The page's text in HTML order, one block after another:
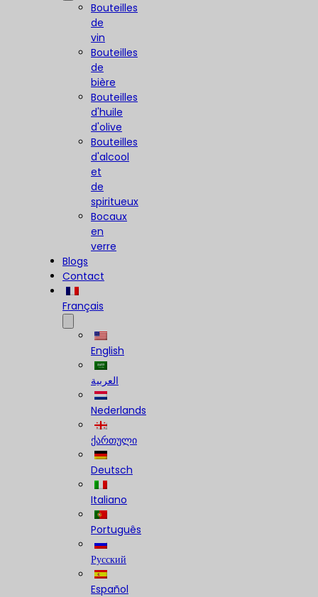
Bouteilles
de
vin
Bouteilles
de
bière
Bouteilles
d'huile
d'olive
Bouteilles
d'alcool
et
de
spiritueux
Bocaux
en
verre
Blogs
Contact
Français
English
العربية
Nederlands
ქართული
Deutsch
Italiano
Português
Русский
Español